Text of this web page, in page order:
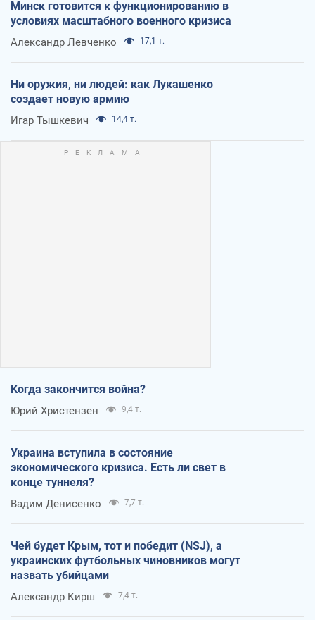
Минск готовится к функционированию в
условиях масштабного военного кризиса
Александр Левченко 17,1 т.
Ни оружия, ни людей: как Лукашенко
создает новую армию
Игар Тышкевич 14,4 т.
Когда закончится война?
Юрий Христензен 9,4 т.
Украина вступила в состояние
экономического кризиса. Есть ли свет в
конце туннеля?
Вадим Денисенко 7,7 т.
Чей будет Крым, тот и победит (NSJ), а
украинских футбольных чиновников могут
назвать убийцами
Александр Кирш 7,4 т.